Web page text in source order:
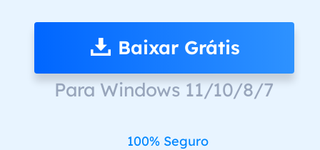
Baixar Grátis
Para Windows 11/10/8/7
100% Seguro